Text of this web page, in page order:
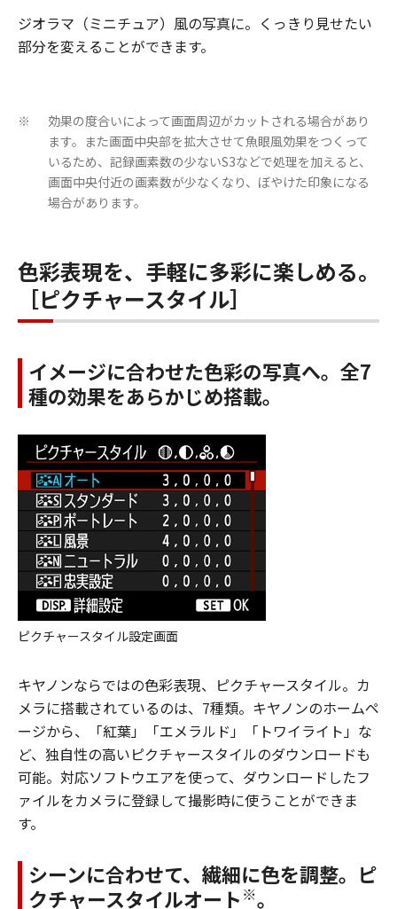
ジオラマ（ミニチュア）風の写真に。くっきり見せたい
部分を変えることができます。
※
効果の度合いによって画面周辺がカットされる場合があり
ます。また画面中央部を拡大させて魚眼風効果をつくって
いるため、記録画素数の少ないS3などで処理を加えると、
画面中央付近の画素数が少なくなり、ぼやけた印象になる
場合があります。
色彩表現を、手軽に多彩に楽しめる。
［ピクチャースタイル］
イメージに合わせた色彩の写真へ。全7
種の効果をあらかじめ搭載。
ピクチャースタイル設定画面
キヤノンならではの色彩表現、ピクチャースタイル。カ
メラに搭載されているのは、7種類。キヤノンのホームペ
ージから、「紅葉」「エメラルド」「トワイライト」な
ど、独自性の高いピクチャースタイルのダウンロードも
可能。対応ソフトウエアを使って、ダウンロードしたフ
ァイルをカメラに登録して撮影時に使うことができま
す。
シーンに合わせて、繊細に色を調整。ピ
クチャースタイルオート ※。